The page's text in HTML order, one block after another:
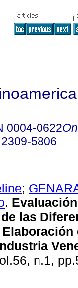
0004-0622
2309-5806
;
. Evaluación
las
n.1,